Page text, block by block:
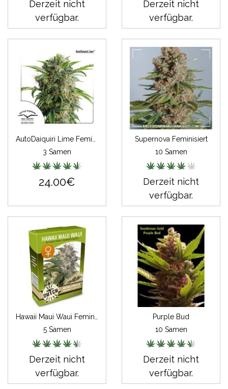
Derzeit nicht
verfügbar.
Derzeit nicht
verfügbar.
3 Samen
24.00€
Supernova Feminisiert
10 Samen
Derzeit nicht
verfügbar.
5 Samen
Derzeit nicht
verfügbar.
Purple Bud
10 Samen
Derzeit nicht
verfügbar.